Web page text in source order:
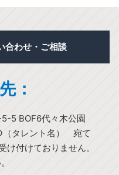
合わせ・ご相談
：
5 BOF6代々木公園
タレント名） 宛て
付けておりません。